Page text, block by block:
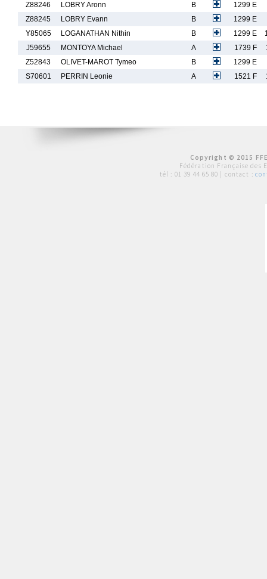
Z88246
LOBRY Aronn B
1299 E
Z88245
LOBRY Evann B
1299 E
Y85065
LOGANATHAN Nithin B 1299 E
J59655
MONTOYA Michael A 1739 F
Z52843
OLIVET-MAROT Tymeo B
1299 E
S70601
PERRIN Leonie A 1521 F
Copyright © 2015
Fédération Française des
tél : 01 39 44 65 80 | contact :